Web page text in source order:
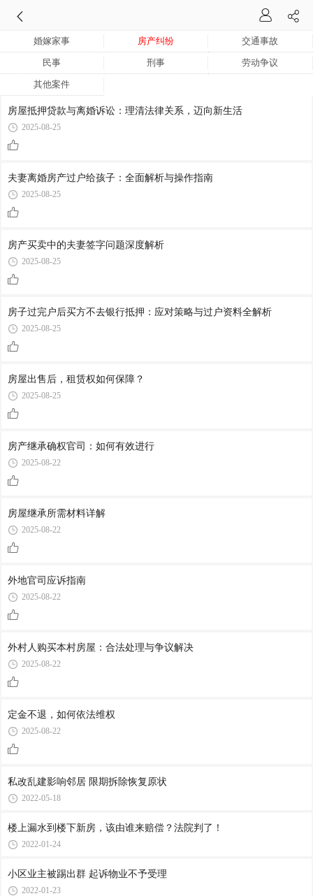
婚嫁家事 房产纠纷 交通事故
民事 刑事 劳动争议
其他案件
房屋抵押贷款与离婚诉讼：理清法律关系，迈向新生活
2025-08-25
夫妻离婚房产过户给孩子：全面解析与操作指南
2025-08-25
房产买卖中的夫妻签字问题深度解析
2025-08-25
房子过完户后买方不去银行抵押：应对策略与过户资料全解析
2025-08-25
房屋出售后，租赁权如何保障？
2025-08-25
房产继承确权官司：如何有效进行
2025-08-22
房屋继承所需材料详解
2025-08-22
外地官司应诉指南
2025-08-22
外村人购买本村房屋：合法处理与争议解决
2025-08-22
定金不退，如何依法维权
2025-08-22
私改乱建影响邻居 限期拆除恢复原状
2022-05-18
楼上漏水到楼下新房，该由谁来赔偿？法院判了！
2022-01-24
小区业主被踢出群 起诉物业不予受理
2022-01-23